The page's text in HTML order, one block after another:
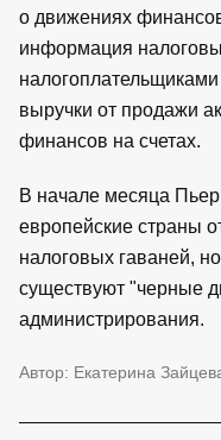
о движениях
информация
выручки от продажи
финансов на счетах.
В начале месяца
европейские страны
налоговых гаваней,
существуют "черные
администрирования.
Автор: Екатерина